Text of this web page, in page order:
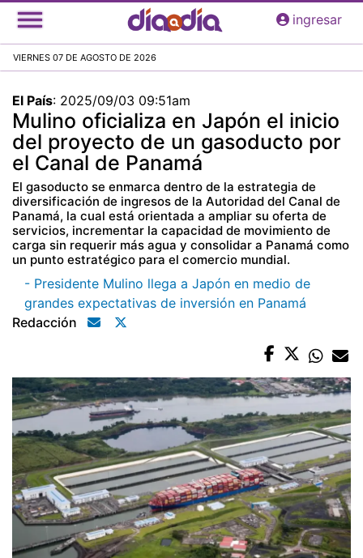
Pasar
al
principal
ingresar
VIERNES 07 DE AGOSTO DE 2026
El País: 2025/09/03 09:51am
Mulino oficializa en Japón el inicio
del proyecto de un gasoducto por
el Canal de Panamá
El gasoducto se enmarca dentro de la estrategia de
diversificación de ingresos de la Autoridad del Canal de
Panamá, la cual está orientada a ampliar su oferta de
servicios, incrementar la capacidad de movimiento de
carga sin requerir más agua y consolidar a Panamá como
un punto estratégico para el comercio mundial.
- Presidente Mulino llega a Japón en medio de
grandes expectativas de inversión en Panamá
Redacción